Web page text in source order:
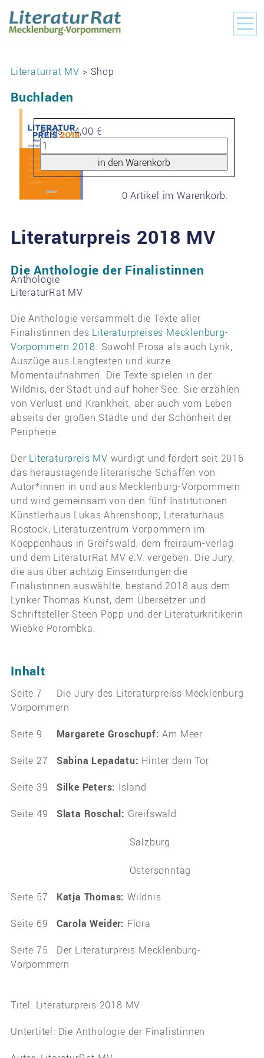
Literaturrat MV > Shop
Buchladen
Literaturpreis 2018 MV
Die Anthologie der Finalistinnen
Anthologie
LiteraturRat MV
Die Anthologie versammelt die Texte aller
Finalistinnen des Literaturpreises Mecklenburg-
Vorpommern 2018. Sowohl Prosa als auch Lyrik,
Auszüge aus Langtexten und kurze
Momentaufnahmen. Die Texte spielen in der
Wildnis, der Stadt und auf hoher See. Sie erzählen
von Verlust und Krankheit, aber auch vom Leben
abseits der großen Städte und der Schönheit der
Peripherie.
Der Literaturpreis MV würdigt und fördert seit 2016
das herausragende literarische Schaffen von
Autor*innen in und aus Mecklenburg-Vorpommern
und wird gemeinsam von den fünf Institutionen
Künstlerhaus Lukas Ahrenshoop, Literaturhaus
Rostock, Literaturzentrum Vorpommern im
Koeppenhaus in Greifswald, dem freiraum-verlag
und dem LiteraturRat MV e.V. vergeben. Die Jury,
die aus über achtzig Einsendungen die
Finalistinnen auswählte, bestand 2018 aus dem
Lyriker Thomas Kunst, dem Übersetzer und
Schriftsteller Steen Popp und der Literaturkritikerin
Wiebke Porombka.
Inhalt
Seite 7 Die Jury des Literaturpreiss Mecklenburg
Vorpommern
Seite 9 Margarete Groschupf: Am Meer
Seite 27 Sabina Lepadatu: Hinter dem Tor
Seite 39 Silke Peters: Island
Seite 49 Slata Roschal: Greifswald
Salzburg
Ostersonntag
Seite 57 Katja Thomas: Wildnis
Seite 69 Carola Weider: Flora
Seite 75 Der Literaturpreis Mecklenburg-
Vorpommern
Preis: 14,00 €
Titel: Literaturpreis 2018 MV
Untertitel: Die Anthologie der Finalistinnen
0 Artikel im Warenkorb.